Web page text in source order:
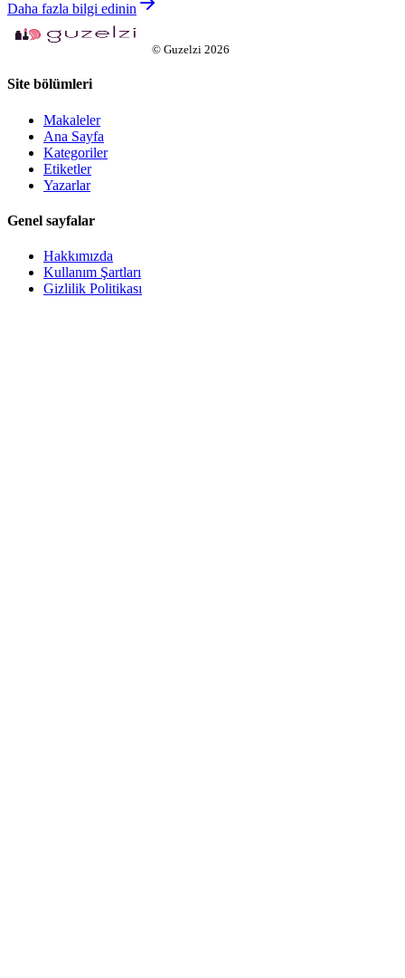
Daha fazla bilgi edinin
© Guzelzi 2026
Site bölümleri
Makaleler
Ana Sayfa
Kategoriler
Etiketler
Yazarlar
Genel sayfalar
Hakkımızda
Kullanım Şartları
Gizlilik Politikası